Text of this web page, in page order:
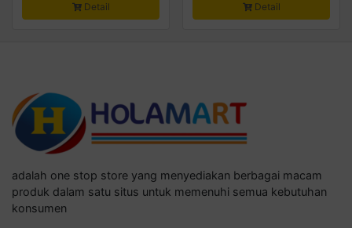
Detail Detail
adalah one stop store yang menyediakan berbagai macam
produk dalam satu situs untuk memenuhi semua kebutuhan
konsumen